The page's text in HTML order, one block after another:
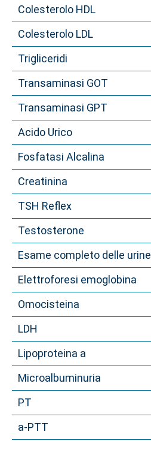
Colesterolo HDL
Colesterolo LDL
Trigliceridi
Transaminasi GOT
Transaminasi GPT
Acido Urico
Fosfatasi Alcalina
Creatinina
TSH Reflex
Testosterone
Esame completo delle urine
Elettroforesi emoglobina
Omocisteina
LDH
Lipoproteina a
Microalbuminuria
PT
a-PTT